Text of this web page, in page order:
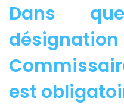
Dans
est